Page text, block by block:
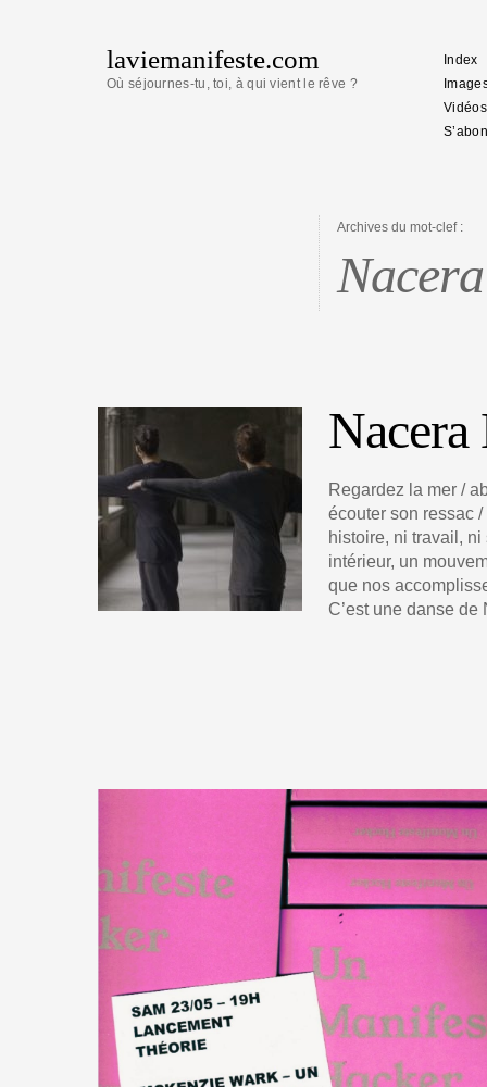
laviemanifeste.com
Où séjournes-tu, toi, à qui vient le rêve ?
Index
Vidéos
Archives du mot-clef :
Nacera
Regardez la mer /
écouter son ressac
histoire, ni travail,
intérieur, un
que nos
C’est une danse